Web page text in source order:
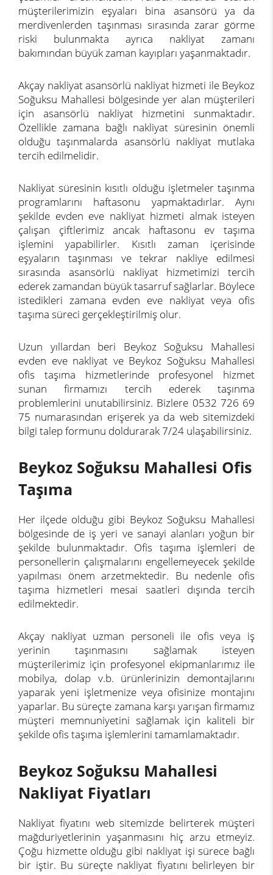
müşterilerimizin eşyaları bina asansörü ya da
merdivenlerden taşınması sırasında zarar görme
riski bulunmakta ayrıca nakliyat zamanı
bakımından büyük zaman kayıpları yaşanmaktadır.
Akçay nakliyat asansörlü nakliyat hizmeti ile Beykoz
Soğuksu Mahallesi bölgesinde yer alan müşterileri
için asansörlü nakliyat hizmetini sunmaktadır.
Özellikle zamana bağlı nakliyat süresinin önemli
olduğu taşınmalarda asansörlü nakliyat mutlaka
tercih edilmelidir.
Nakliyat süresinin kısıtlı olduğu işletmeler taşınma
programlarını haftasonu yapmaktadırlar. Aynı
şekilde evden eve nakliyat hizmeti almak isteyen
çalışan çiftlerimiz ancak haftasonu ev taşıma
işlemini yapabilirler. Kısıtlı zaman içerisinde
eşyaların taşınması ve tekrar nakliye edilmesi
sırasında asansörlü nakliyat hizmetimizi tercih
ederek zamandan büyük tasarruf sağlarlar. Böylece
istedikleri zamana evden eve nakliyat veya ofis
taşıma süreci gerçekleştirilmiş olur.
Uzun yıllardan beri Beykoz Soğuksu Mahallesi
evden eve nakliyat ve Beykoz Soğuksu Mahallesi
ofis taşıma hizmetlerinde profesyonel hizmet
sunan firmamızı tercih ederek taşınma
problemlerini unutabilirsiniz. Bizlere 0532 726 69
75 numarasından erişerek ya da web sitemizdeki
bilgi talep formunu doldurarak 7/24 ulaşabilirsiniz.
Beykoz Soğuksu Mahallesi Ofis
Taşıma
Her ilçede olduğu gibi Beykoz Soğuksu Mahallesi
bölgesinde de iş yeri ve sanayi alanları yoğun bir
şekilde bulunmaktadır. Ofis taşıma işlemleri de
personellerin çalışmalarını engellemeyecek şekilde
yapılması önem arzetmektedir. Bu nedenle ofis
taşıma hizmetleri mesai saatleri dışında tercih
edilmektedir.
Akçay nakliyat uzman personeli ile ofis veya iş
yerinin taşınmasını sağlamak isteyen
müşterilerimiz için profesyonel ekipmanlarımız ile
mobilya, dolap v.b. ürünlerinizin demontajlarını
yaparak yeni işletmenize veya ofisinize montajını
yaparlar. Bu süreçte zamana karşı yarışan firmamız
müşteri memnuniyetini sağlamak için kaliteli bir
şekilde ofis taşıma işlemlerini tamamlamaktadır.
Beykoz Soğuksu Mahallesi
Nakliyat Fiyatları
Nakliyat fiyatını web sitemizde belirterek müşteri
mağduriyetlerinin yaşanmasını hiç arzu etmeyiz.
Çoğu hizmette olduğu gibi nakliyat işi sürece bağlı
bir iştir. Bu süreçte nakliyat fiyatını belirleyen bir